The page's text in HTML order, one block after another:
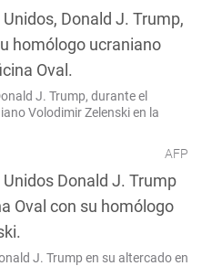
J. Trump, durante el
Volodimir Zelenski en la
AFP
J. Trump en su altercado en